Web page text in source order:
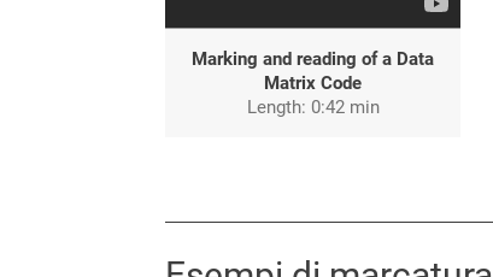
Marking and reading of a Data
Matrix Code
Length: 0:42 min